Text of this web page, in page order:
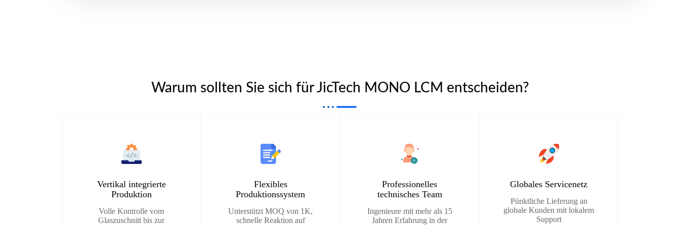
Warum sollten Sie sich für JicTech MONO LCM entscheiden?
Vertikal integrierte
Produktion
Volle Kontrolle vom
Glaszuschnitt bis zur
Flexibles
Produktionssystem
Unterstützt MOQ von 1K,
schnelle Reaktion auf
Professionelles
technisches Team
Ingenieure mit mehr als 15
Jahren Erfahrung in der
Globales Servicenetz
Pünktliche Lieferung an
globale Kunden mit lokalem
Support